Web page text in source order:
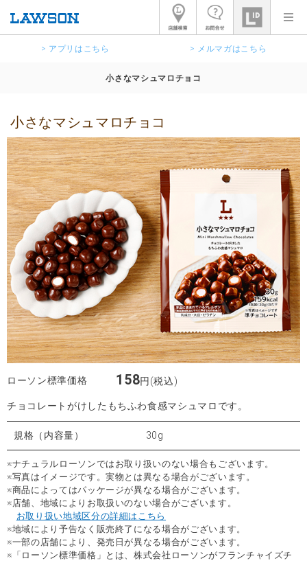
> アプリはこちら > メルマガはこちら
小さなマシュマロチョコ
小さなマシュマロチョコ
ローソン標準価格 158円(税込)
チョコレートがけしたもちふわ食感マシュマロです。
規格（内容量） 30g
※ナチュラルローソンではお取り扱いのない場合もございます。
※写真はイメージです。実物とは異なる場合がございます。
※商品によってはパッケージが異なる場合がございます。
※店舗、地域によりお取扱いのない場合がございます。
お取り扱い地域区分の詳細はこちら
※地域により予告なく販売終了になる場合がございます。
※一部の店舗により、発売日が異なる場合がございます。
※「ローソン標準価格」とは、株式会社ローソンがフランチャイズチ